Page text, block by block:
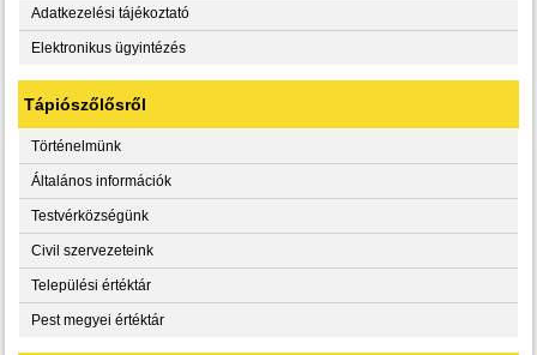
Adatkezelési tájékoztató
Elektronikus ügyintézés
Tápiószőlősről
Történelmünk
Általános információk
Testvérközségünk
Civil szervezeteink
Települési értéktár
Pest megyei értéktár